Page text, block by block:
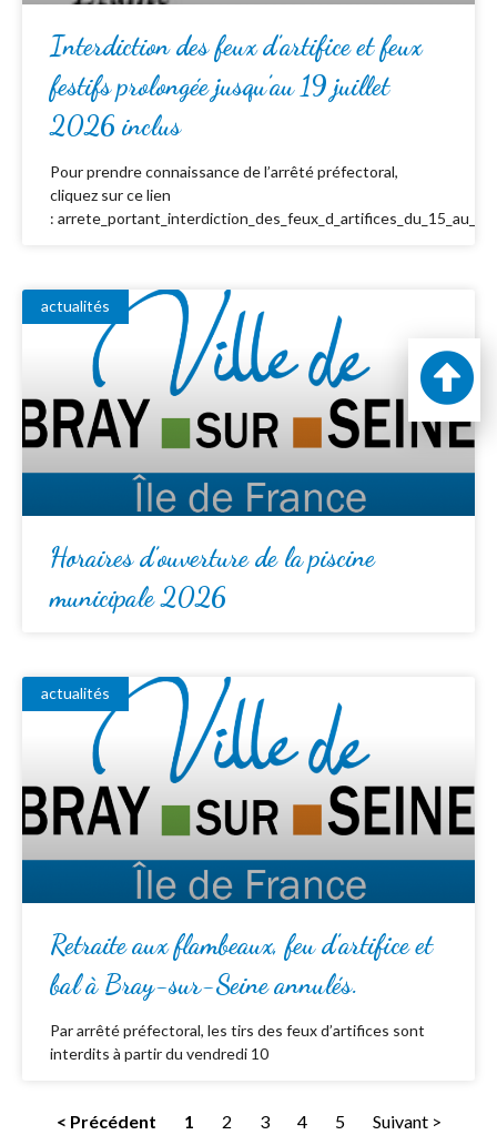
Interdiction des feux d’artifice et feux
festifs prolongée jusqu’au 19 juillet
2026 inclus
Pour prendre connaissance de l’arrêté préfectoral,
cliquez sur ce lien
:
actualités
Horaires d’ouverture de la piscine
municipale 2026
actualités
Retraite aux flambeaux, feu d’artifice et
bal à Bray-sur-Seine annulés.
Par arrêté préfectoral, les tirs des feux d’artifices sont
interdits à partir du vendredi 10
< Précédent 1 2 3 4 5 Suivant >